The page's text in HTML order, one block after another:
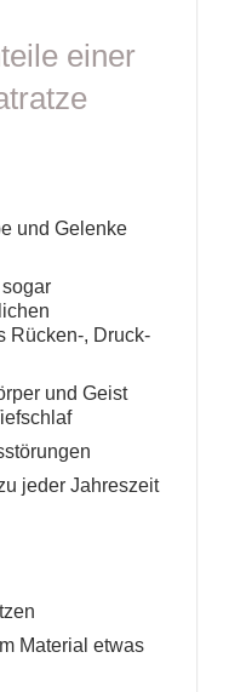
einer
und Gelenke
Rücken-, Druck-
und Geist
jeder Jahreszeit
Material etwas